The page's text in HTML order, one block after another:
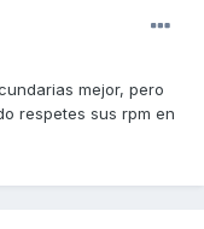
mejor, pero
respetes sus rpm en